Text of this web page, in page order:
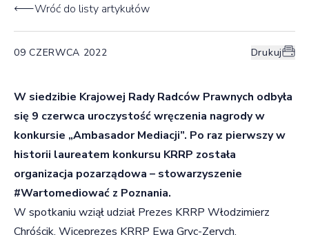
Wróć do listy artykułów
09 CZERWCA 2022 Drukuj
W siedzibie Krajowej Rady Radców Prawnych odbyła
się 9 czerwca uroczystość wręczenia nagrodyw
konkursie „Ambasador Mediacji”. Po raz pierwszy w
historii laureatem konkursu KRRP została
organizacja pozarządowa – stowarzyszenie
#Wartomediować z Poznania.
W spotkaniu wziął udział Prezes KRRP Włodzimierz
Chróścik, Wiceprezes KRRP Ewa Gryc-Zerych,